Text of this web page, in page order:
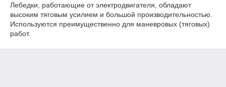
Лебедки, работающие от электродвигателя, обладают
высоким тяговым усилием и большой производительностью.
Используются преимущественно для маневровых (тяговых)
работ.